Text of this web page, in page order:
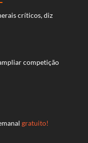
críticos, diz
competição
gratuito!